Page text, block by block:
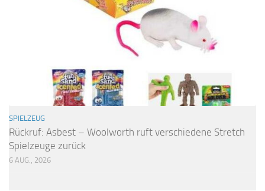
SPIELZEUG
Rückruf: Asbest – Woolworth ruft verschiedene Stretch
Spielzeuge zurück
6 AUG., 2026